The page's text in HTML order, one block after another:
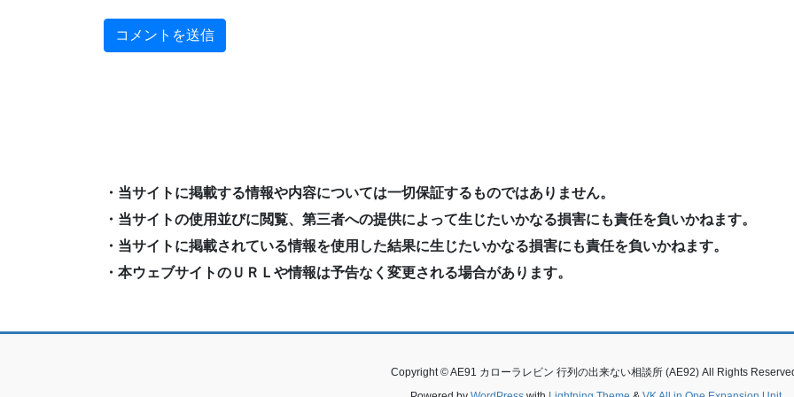
・当サイトに掲載する情報や内容については一切保証するものではありません。
・当サイトの使用並びに閲覧、第三者への提供によって生じたいかなる損害にも責任を負いかねます。
・当サイトに掲載されている情報を使用した結果に生じたいかなる損害にも責任を負いかねます。
・本ウェブサイトのＵＲＬや情報は予告なく変更される場合があります。
Copyright © AE91 カローラレビン 行列の出来ない相談所 (AE92) All Rights